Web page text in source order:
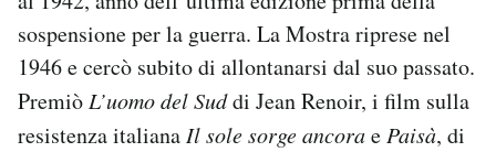
sospensione per la guerra. La Mostra riprese nel
1946 e cercò subito di allontanarsi dal suo passato.
Premiò L’uomo del Suddi Jean Renoir, i film sulla
resistenza italiana Il sole sorge ancorae Paisà, di